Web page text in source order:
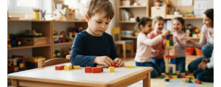
08. 08. 2026 16:10
Dete sa autizmom polivali vodom i mazali mu lak na
usta: Potresno iskustvo žene iz vrtića za Mame